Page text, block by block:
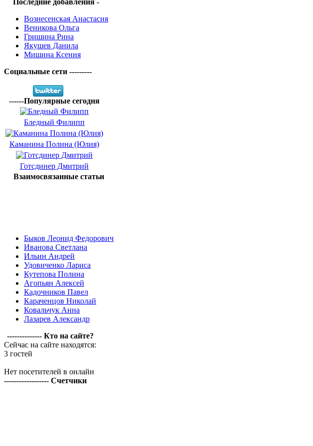
Последние добавления -
Вознесенская Анастасия
Веникова Ольга
Гришина Рина
Якушев Данила
Мишина Ксения
Социальные сети ---------
------Популярные сегодня
Бледный Филипп
Каманина Полина (Юлия)
Готсдинер Дмитрий
Взаимосвязанные статьи
Быков Леонид Федорович
Иванова Светлана
Ильин Андрей
Удовиченко Лариса
Кутепова Полина
Агопьян Алексей
Кадочников Павел
Караченцов Николай
Ковальчук Анна
Лазарев Александр
-------------- Кто на сайте?
Сейчас на сайте находятся:
3 гостей
Нет посетителей в онлайн
------------------ Счетчики